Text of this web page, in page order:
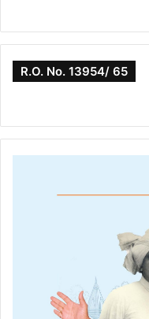
R.O. No. 13954/ 65